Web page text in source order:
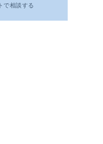
で相談する